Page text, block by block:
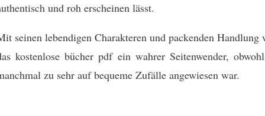
und roh erscheinen lässt.
seinen lebendigen Charakteren und packenden Handlung
kostenlose bücher pdf ein wahrer Seitenwender,
zu sehr auf bequeme Zufälle angewiesen war.